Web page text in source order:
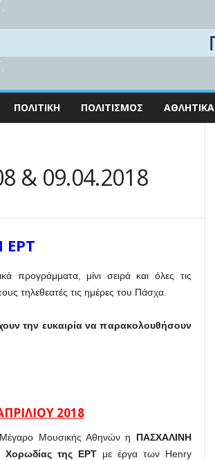
ΠΟΛΙΤΙΚΉ ΠΟΛΙΤΙΣΜΌΣ ΑΘΛΗΤΙΚΆ
& 09.04.2018
ΕΡΤ
προγράμματα, μίνι σειρά και όλες τις
τηλεθεατές τις ημέρες του Πάσχα.
την ευκαιρία να παρακολουθήσουν
2018
Μουσικής Αθηνών η ΠΑΣΧΑΛΙΝΗ
Χορωδίας της ΕΡΤ με έργα των Henry